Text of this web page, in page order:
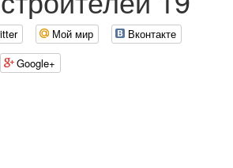
Мой мир
Вконтакте
Google+